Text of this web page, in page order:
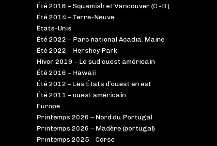
Été 2016 – Squamish et Vancouver (C.-B.)
Été 2014 – Terre-Neuve
États-Unis
Été 2022 – Parc national Acadia, Maine
Été 2022 – Hershey Park
Hiver 2019 – Le sud ouest américain
Été 2016 – Hawaii
Été 2012 – Les États d’ouest en est
Été 2011 – ouest américain
Europe
Printemps 2026 – Nord du Portugal
Printemps 2026 – Madère (portugal)
Printemps 2025 – Corse